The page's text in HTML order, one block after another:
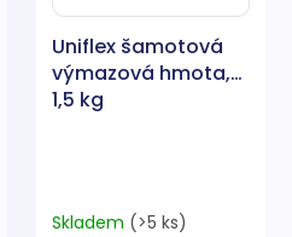
Uniflex šamotová
výmazová hmota,
1,5 kg
Skladem (>5 ks)